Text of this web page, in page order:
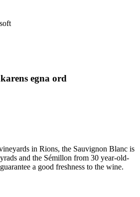
egna ord
in Rions, the Sauvignon Blanc is
and the Sémillon from 30 year-old-
a good freshness to the wine.